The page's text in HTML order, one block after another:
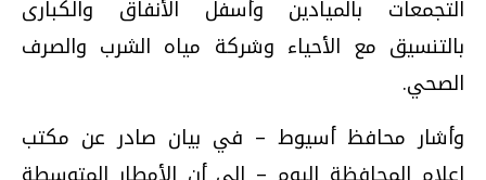
التجمعات بالميادين وأسفل الأنفاق والكبارى
بالتنسيق مع الأحياء وشركة مياه الشرب والصرف
الصحي.
وأشار محافظ أسيوط – في بيان صادر عن مكتب